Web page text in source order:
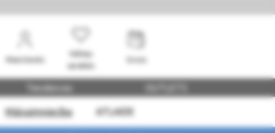
Mans konts
Vēlmju
saraksts
Mājsaimniecība ATLAIDE
Tendences